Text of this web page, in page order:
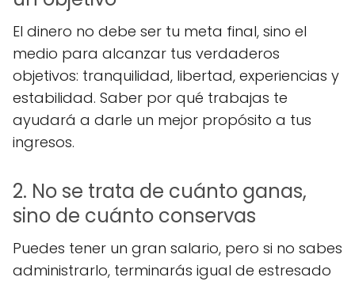
El dinero no debe ser tu meta final, sino el
medio para alcanzar tus verdaderos
objetivos: tranquilidad, libertad, experiencias y
estabilidad. Saber por qué trabajas te
ayudará a darle un mejor propósito a tus
ingresos.
2. No se trata de cuánto ganas,
sino de cuánto conservas
Puedes tener un gran salario, pero si no sabes
administrarlo, terminarás igual de estresado